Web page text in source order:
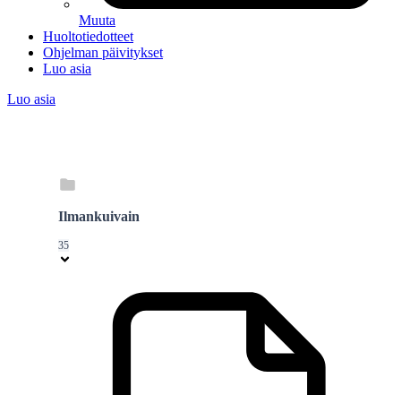
Muuta
Huoltotiedotteet
Ohjelman päivitykset
Luo asia
Luo asia
Ilmankuivain
35